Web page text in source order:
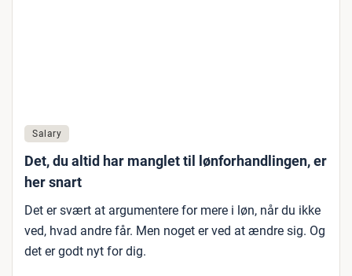
Salary
Det, du altid har manglet til lønforhandlingen, er
her snart
Det er svært at argumentere for mere i løn, når du ikke
ved, hvad andre får. Men noget er ved at ændre sig. Og
det er godt nyt for dig.